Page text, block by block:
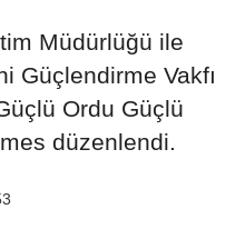
Müdürlüğü ile
Güçlendirme Vakfı
Ordu Güçlü
düzenlendi.